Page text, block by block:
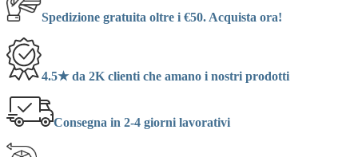
Spedizione gratuita oltre i €50. Acquista ora!
4.5★ da 2K clienti che amano i nostri prodotti
Consegna in 2-4 giorni lavorativi